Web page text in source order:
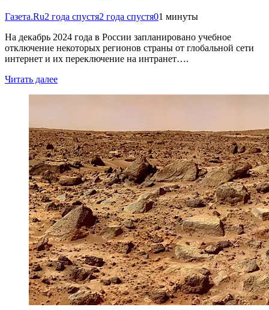
Газета.Ru2 года спустя2 года спустя01 минуты
На декабрь 2024 года в России запланировано учебное
отключение некоторых регионов страны от глобальной сети
интернет и их переключение на интранет….
Читать далее